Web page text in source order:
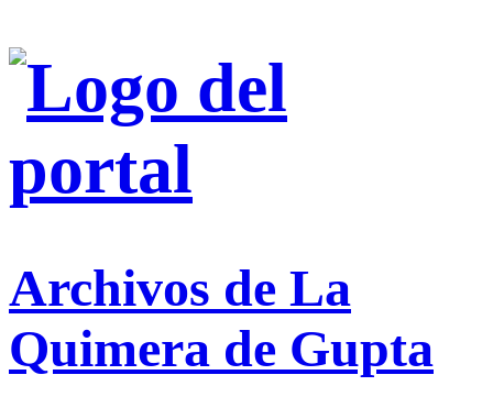
Archivos de La
Quimera de Gupta